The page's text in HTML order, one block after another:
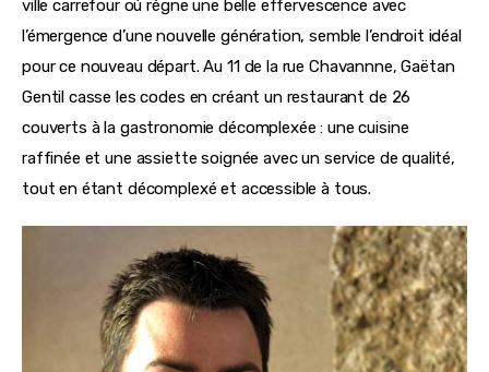
ville carrefour où règne une belle effervescence avec
l’émergence d’une nouvelle génération, semble l’endroit idéal
pour ce nouveau départ. Au 11 de la rue Chavannne, Gaëtan
Gentil casse les codes en créant un restaurant de 26
couverts à la gastronomie décomplexée : une cuisine
raffinée et une assiette soignée avec un service de qualité,
tout en étant décomplexé et accessible à tous.